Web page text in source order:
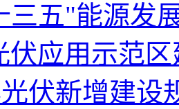
三五"能源发
伏应用示范区
伏新增建设